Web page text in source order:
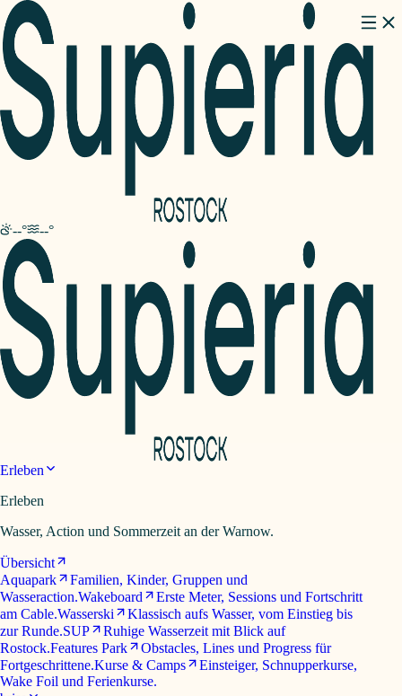
--° --°
Erleben
Erleben
Wasser, Action und Sommerzeit an der Warnow.
Übersicht
Aquapark
Familien, Kinder, Gruppen und
Wasseraction.Wakeboard
Erste Meter, Sessions und Fortschritt
am Cable.Wasserski
Klassisch aufs Wasser, vom Einstieg bis
zur Runde.SUP
Ruhige Wasserzeit mit Blick auf
Rostock.Features Park
Obstacles, Lines und Progress für
Fortgeschrittene.Kurse & Camps
Einsteiger, Schnupperkurse,
Wake Foil und Ferienkurse.